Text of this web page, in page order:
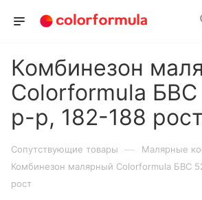
Комбинезон
Colorformula
р-р, 182-188 рост
Сопутствующие товары — Малярные
Комбинезон малярный Colorformula БВС
рост